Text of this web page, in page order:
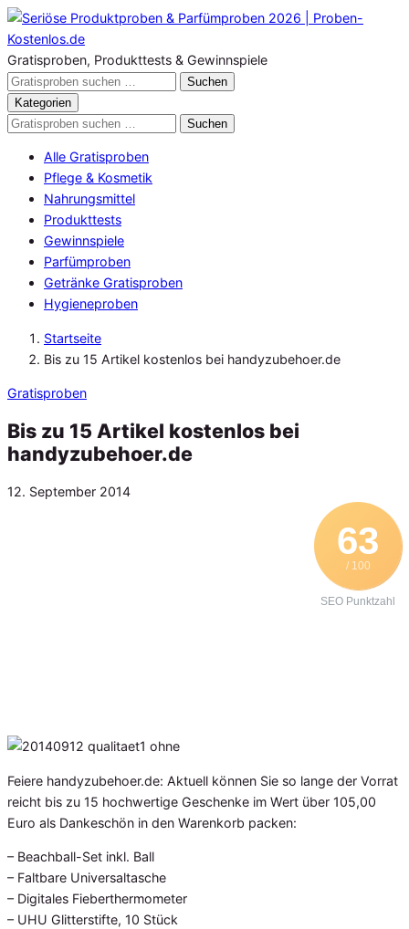
Zum
Inhalt
springen
Gratisproben, Produkttests & Gewinnspiele
Gratisproben
durchsuchen
Suchen
Kategorien
Gratisproben
Suchen
Alle Gratisproben
Pflege & Kosmetik
Nahrungsmittel
Produkttests
Gewinnspiele
Parfümproben
Getränke Gratisproben
Hygieneproben
Startseite
Bis zu 15 Artikel kostenlos bei handyzubehoer.de
Gratisproben
Bis zu 15 Artikel kostenlos bei
handyzubehoer.de
Veröffentlicht
12. September 2014
63
/ 100
SEO Punktzahl
Feiere handyzubehoer.de: Aktuell können Sie so lange der Vorrat
reicht bis zu 15 hochwertige Geschenke im Wert über 105,00
Euro als Dankeschön in den Warenkorb packen:
– Beachball-Set inkl. Ball
– Faltbare Universaltasche
– Digitales Fieberthermometer
– UHU Glitterstifte, 10 Stück